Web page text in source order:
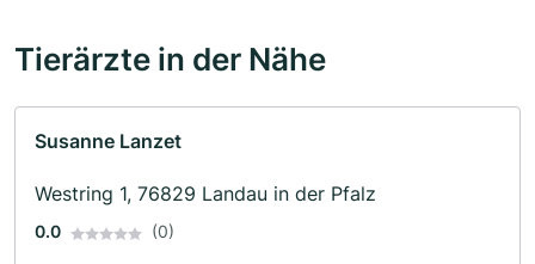
Tierärzte in der Nähe
Susanne Lanzet
Westring 1, 76829 Landau in der Pfalz
0.0 (0)